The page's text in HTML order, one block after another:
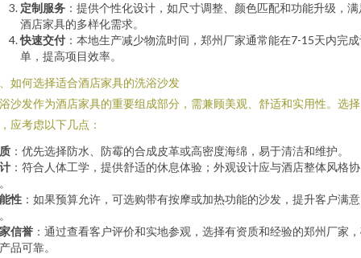
定制服务 ：提供个性化设计，如尺寸调整、颜色匹配和功能升级，满
酒店家具的多样化需求。
快速交付 ：本地生产减少物流时间，郑州厂家通常能在7-15天内完
单，提高项目效率。
如何选择适合酒店家具的洗浴沙发
沙发作为酒店家具的重要组成部分，需兼顾美观、舒适和实用性。选择
应考虑以下几点：
：优先选择防水、防霉的合成皮革或高密度海绵，易于清洁和维护。
：符合人体工学，提供舒适的休息体验；外观设计应与酒店整体风格协
性 ：如果预算允许，可选购带有按摩或加热功能的沙发，提升客户满意
信誉 ：通过查看客户评价和实地参观，选择有资质和经验的郑州厂家
品可靠。